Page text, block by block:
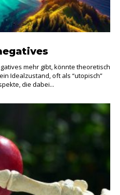
mehr gibt, könnte theoretisch
Idealzustand, oft als “utopisch”
die dabei...